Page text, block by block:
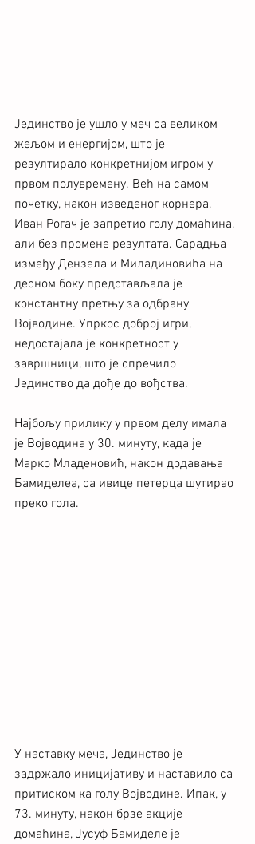
Јединство је ушло у меч са великом
жељом и енергијом, што је
резултирало конкретнијом игром у
првом полувремену. Већ на самом
почетку, након изведеног корнера,
Иван Рогач је запретио голу домаћина,
али без промене резултата. Сарадња
између Дензела и Миладиновића на
десном боку представљала је
константну претњу за одбрану
Војводине. Упркос доброј игри,
недостајала је конкретност у
завршници, што је спречило
Јединство да дође до вођства.
Најбољу прилику у првом делу имала
је Војводина у 30. минуту, када је
Марко Младеновић, након додавања
Бамиделеа, са ивице петерца шутирао
преко гола.
У наставку меча, Јединство је
задржало иницијативу и наставило са
притиском ка голу Војводине. Ипак, у
73. минуту, након брзе акције
домаћина, Јусуф Бамиделе је